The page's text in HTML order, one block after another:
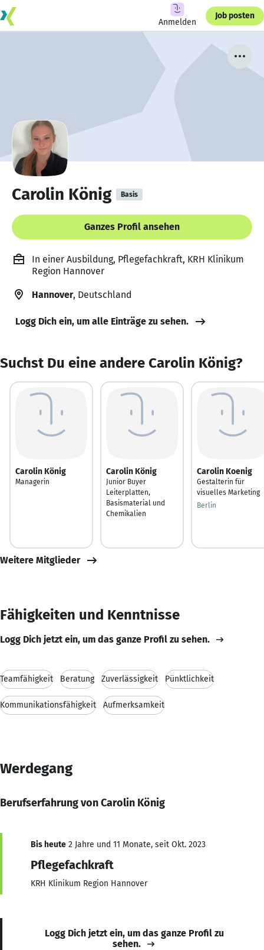
Anmelden
Job posten
Carolin König Basis
Ganzes Profil ansehen
In einer Ausbildung, Pflegefachkraft, KRH Klinikum
Region Hannover
Hannover, Deutschland
Logg Dich ein, um alle Einträge zu sehen.
Suchst Du eine andere Carolin König?
Carolin König
Managerin
Carolin König
Junior Buyer
Leiterplatten,
Basismaterial und
Chemikalien
Carolin Koenig
Gestalterin für
visuelles Marketing
Berlin
Weitere Mitglieder
Fähigkeiten und Kenntnisse
Logg Dich jetzt ein, um das ganze Profil zu sehen.
Teamfähigkeit Beratung Zuverlässigkeit Pünktlichkeit
Kommunikationsfähigkeit Aufmerksamkeit
Werdegang
Berufserfahrung von Carolin König
Bis heute 2 Jahre und 11 Monate, seit Okt. 2023
Pflegefachkraft
KRH Klinikum Region Hannover
Logg Dich jetzt ein, um das ganze Profil zu
sehen.